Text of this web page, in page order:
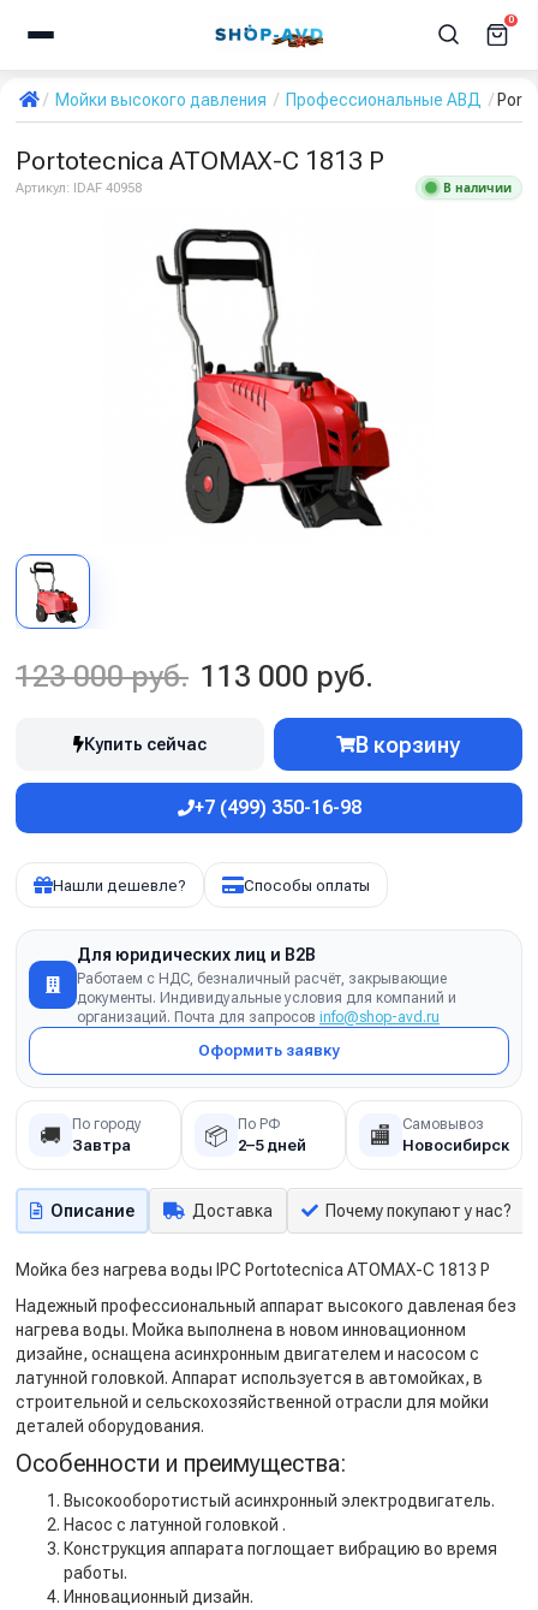
0
Мойки высокого давления Профессиональные АВД
Portotecnica ATOMAX-C 1813 P
Артикул: IDAF 40958 В наличии
123 000 руб. 113 000 руб.
Купить сейчас В корзину
+7 (499) 350-16-98
Нашли дешевле? Способы оплаты
Для юридических лиц и B2B
Работаем с НДС, безналичный расчёт, закрывающие
документы. Индивидуальные условия для компаний и
организаций. Почта для запросов info@shop-avd.ru
Оформить заявку
🚚 По городу
Завтра 📦 По РФ
2–5 дней 🏬 Самовывоз
Новосибирск
Описание Доставка Почему покупают у нас?
Мойка без нагрева воды IPC Portotecnica ATOMAX-C 1813 P
Надежный профессиональный аппарат высокого давленая без
нагрева воды. Мойка выполнена в новом инновационном
дизайне, оснащена асинхронным двигателем и насосом с
латунной головкой. Аппарат используется в автомойках, в
строительной и сельскохозяйственной отрасли для мойки
деталей оборудования.
Особенности и преимущества:
Высокооборотистый асинхронный электродвигатель.
Насос с латунной головкой .
Конструкция аппарата поглощает вибрацию во время
работы.
Инновационный дизайн.